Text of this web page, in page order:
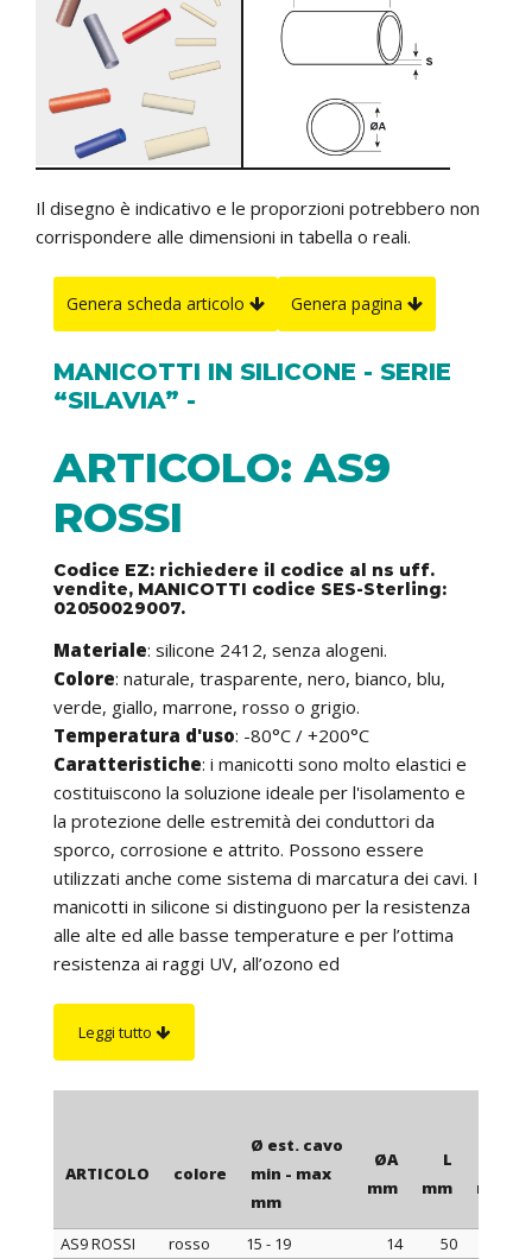
Il disegno è indicativo e le proporzioni potrebbero non
corrispondere alle dimensioni in tabella o reali.
Genera scheda articolo Genera pagina
MANICOTTI IN SILICONE - SERIE
“SILAVIA” -
ARTICOLO: AS9
ROSSI
Codice EZ: richiedere il codice al ns uff.
vendite, MANICOTTI codice SES-Sterling:
02050029007.
Materiale: silicone 2412, senza alogeni.
Colore: naturale, trasparente, nero, bianco, blu,
verde, giallo, marrone, rosso o grigio.
Temperatura d'uso: -80°C / +200°C
Caratteristiche: i manicotti sono molto elastici e
costituiscono la soluzione ideale per l'isolamento e
la protezione delle estremità dei conduttori da
sporco, corrosione e attrito. Possono essere
utilizzati anche come sistema di marcatura dei cavi. I
manicotti in silicone si distinguono per la resistenza
alle alte ed alle basse temperature e per l’ottima
resistenza ai raggi UV, all’ozono ed
conduttori viene effettuato mediante l'uso delle
pinze a 3 becchi ed è facilitato dalla lubrificazione
facilitare il montaggio di questi sulle pinze è
consigliabile l'utilizzo del lubrificante LUB 2.
Leggi tutto
ARTICOLO colore
Ø est. cavo
min - max
mm
ØA
mm
L
mm
mm
AS9 ROSSI rosso 15 - 19 14 50